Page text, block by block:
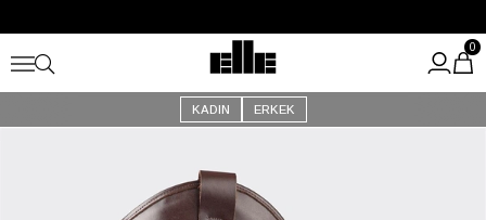
Kargo Ücretsiz!
KADIN ERKEK
0